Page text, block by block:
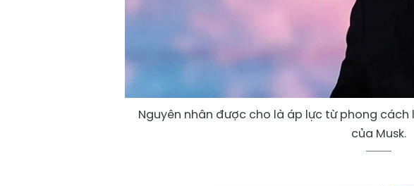
Nguyên nhân được cho là áp lực từ phong
của Musk.